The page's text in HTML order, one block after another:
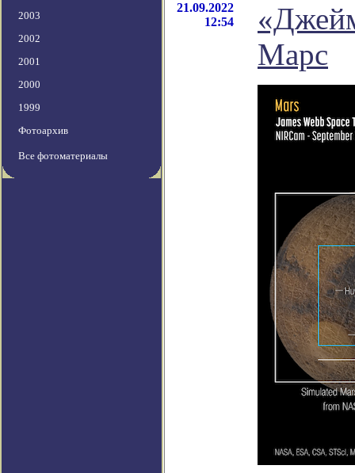
2003
2002
2001
2000
1999
Фотоархив
Все фотоматериалы
21.09.2022
12:54
Марс